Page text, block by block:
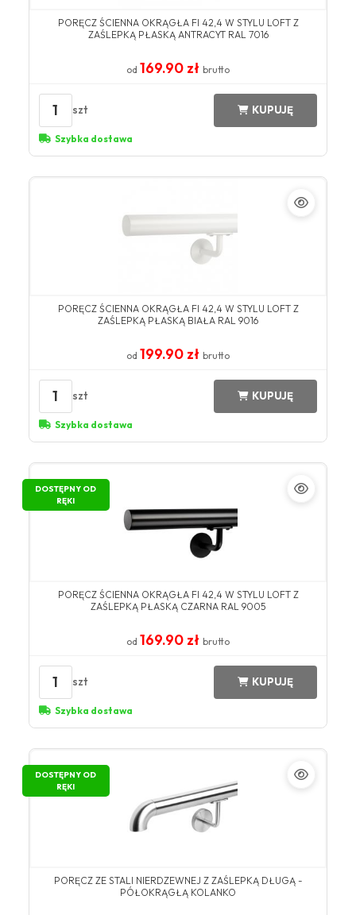
​PORĘCZ ŚCIENNA OKRĄGŁA FI 42,4 W STYLU LOFT Z
ZAŚLEPKĄ PŁASKĄ ANTRACYT ​RAL 7016​
od 169.90 zł brutto
1 szt KUPUJĘ
Szybka dostawa
​PORĘCZ ŚCIENNA OKRĄGŁA FI 42,4 W STYLU LOFT Z
ZAŚLEPKĄ PŁASKĄ BIAŁA ​RAL 9016​
od 199.90 zł brutto
1 szt KUPUJĘ
Szybka dostawa
DOSTĘPNY OD
RĘKI
PORĘCZ ŚCIENNA OKRĄGŁA FI 42,4 W STYLU LOFT Z
ZAŚLEPKĄ PŁASKĄ CZARNA RAL 9005
od 169.90 zł brutto
1 szt KUPUJĘ
Szybka dostawa
DOSTĘPNY OD
RĘKI
PORĘCZ ZE STALI NIERDZEWNEJ Z ZAŚLEPKĄ DŁUGĄ -
PÓŁOKRĄGŁĄ KOLANKO